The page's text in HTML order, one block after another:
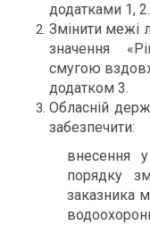
додатками 1, 2.
Змінити межі
значення
смугою
додатком 3.
Обласній
забезпечити:
внесення
порядку
заказника